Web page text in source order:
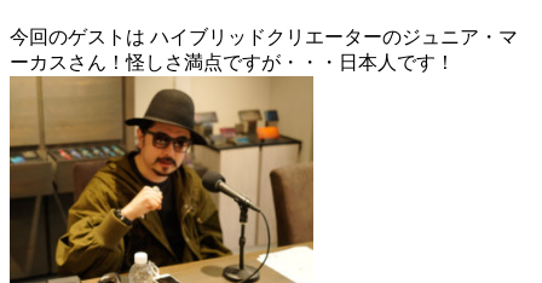
今回のゲストは ハイブリッドクリエーターのジュニア・マ
ーカスさん！怪しさ満点ですが・・・日本人です！